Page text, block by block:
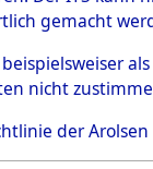
gemacht
beispielsweiser
nicht
der Arolsen